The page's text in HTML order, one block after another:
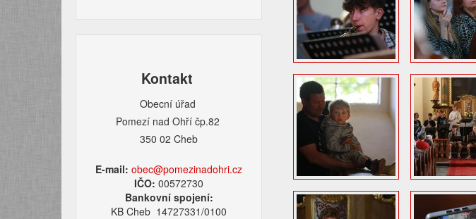
Kontakt
Obecní úřad
Pomezí nad Ohří čp.82
350 02 Cheb
E-mail: obec@pomezinadohri.cz
IČO:00572730
Bankovní spojení:
KB Cheb 14727331/0100